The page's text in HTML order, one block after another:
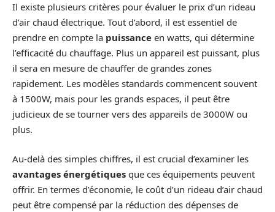
Il existe plusieurs critères pour évaluer le prix d’un rideau
d’air chaud électrique. Tout d’abord, il est essentiel de
prendre en compte la puissance en watts, qui détermine
l’efficacité du chauffage. Plus un appareil est puissant, plus
il sera en mesure de chauffer de grandes zones
rapidement. Les modèles standards commencent souvent
à 1500W, mais pour les grands espaces, il peut être
judicieux de se tourner vers des appareils de 3000W ou
plus.
Au-delà des simples chiffres, il est crucial d’examiner les
avantages énergétiques que ces équipements peuvent
offrir. En termes d’économie, le coût d’un rideau d’air chaud
peut être compensé par la réduction des dépenses de